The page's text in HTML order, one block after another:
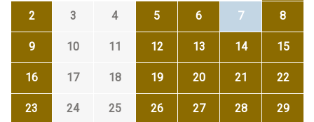
2 3 4 5 6 7 8
9 10 11 12 13 14 15
16 17 18 19 20 21 22
23 24 25 26 27 28 29